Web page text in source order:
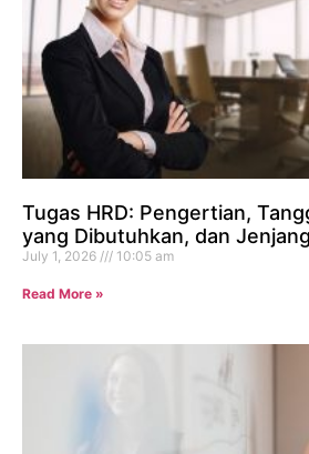
Tugas HRD: Pengertian,
yang Dibutuhkan, dan
July 1, 2026 10:05 am
Read More »